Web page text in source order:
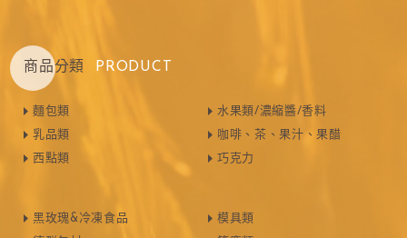
商品分類 PRODUCT
麵包類
乳品類
西點類
水果類/濃縮醬/香料
咖啡、茶、果汁、果醋
巧克力
黑玫瑰&冷凍食品
模具類